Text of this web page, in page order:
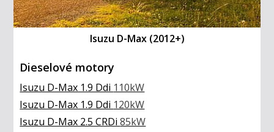
Isuzu D-Max (2012+)
Dieselové motory
Isuzu D-Max 1.9 Ddi 110kW
Isuzu D-Max 1.9 Ddi 120kW
Isuzu D-Max 2.5 CRDi85kW